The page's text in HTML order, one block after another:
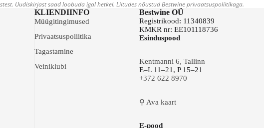
Uudiskirjast saad loobuda igal hetkel. Liitudes nõustud Bestwine privaatsuspoliitikaga.
KLIENDIINFO
Müügitingimused
Privaatsuspoliitika
Tagastamine
Veiniklubi
Bestwine OÜ
Registrikood: 11340839
KMKR nr: EE101118736
Esinduspood
Kentmanni 6, Tallinn
E–L 11–21, P 15–21
+372 622 8970
⚲ Ava kaart
E-pood